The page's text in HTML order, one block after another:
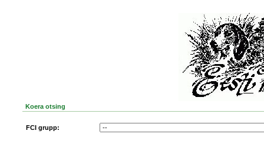
Koera otsing
FCI grupp: